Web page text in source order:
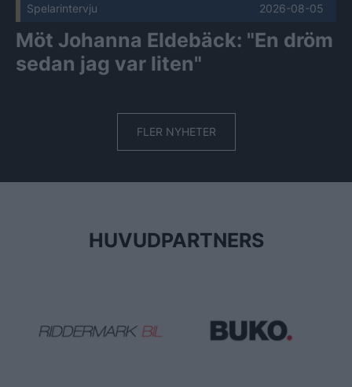
Spelarintervju 2026-08-05
Möt Johanna Eldebäck: "En dröm
sedan jag var liten"
FLER NYHETER
HUVUDPARTNERS